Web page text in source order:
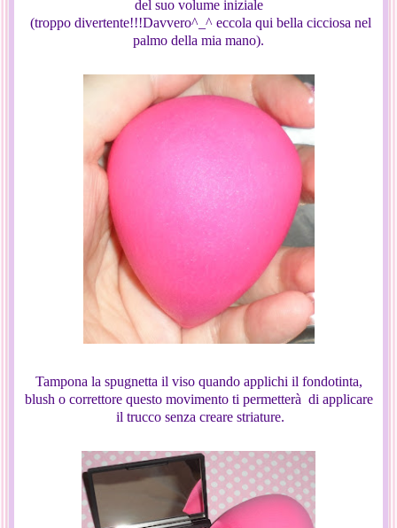
del suo volume iniziale
(troppo divertente!!!Davvero^_^ eccola qui bella cicciosa nel
palmo della mia mano).
Tampona la spugnetta il viso quando applichi il fondotinta,
blush o correttore questo movimento ti permetterà di applicare
il trucco senza creare striature.